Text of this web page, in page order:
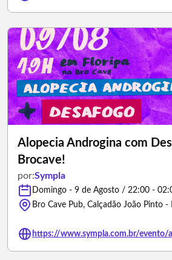
Alopecia Androgina com
Brocave!
por:Sympla
Domingo - 9 de Agosto / 22:00 -